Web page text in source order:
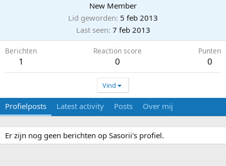
New Member
Lid geworden 5 feb 2013
Last seen 7 feb 2013
Berichten
1
Reaction score
0
Punten
0
Vind
Profielposts Latest activity Posts Over mij
Er zijn nog geen berichten op Sasorii's profiel.